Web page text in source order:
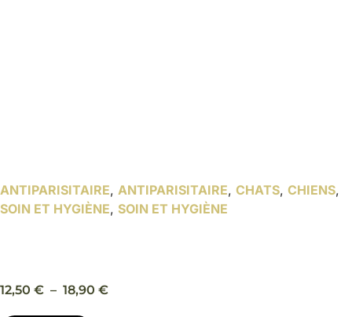
ANTIPARISITAIRE, ANTIPARISITAIRE, CHATS, CHIENS,
SOIN ET HYGIÈNE, SOIN ET HYGIÈNE
12,50 € – 18,90 €Plage